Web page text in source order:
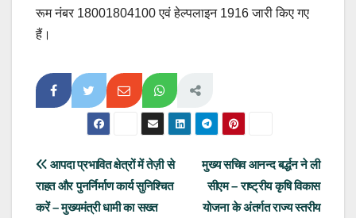
रूम नंबर 18001804100 एवं हेल्पलाइन 1916 जारी किए गए
हैं।
Post
navigation
मुख्य सचिव आनन्द बर्द्धन ने ली
सीएम – राष्ट्रीय कृषि विकास
योजना के अंतर्गत राज्य स्तरीय
आपदा प्रभावित क्षेत्रों में तेज़ी से
राहत और पुनर्निर्माण कार्य सुनिश्चित
करें – मुख्यमंत्री धामी का सख्त